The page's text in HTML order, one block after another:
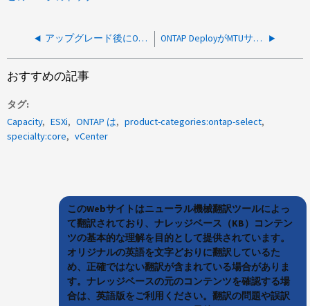
アップグレード後にONTAP Deployが起動しない ONTAP DeployがMTUサイズエラーでクラスタを作成できません
おすすめの記事
タグ
Capacity
ESXi ONTAP は
product-categories:ontap-select
specialty:core
vCenter
このWebサイトはニューラル機械翻訳ツールによっ
て翻訳されており、ナレッジベース（KB）コンテン
ツの基本的な理解を目的として提供されています。
オリジナルの英語を文字どおりに翻訳しているた
め、正確ではない翻訳が含まれている場合がありま
す。ナレッジベースの元のコンテンツを確認する場
合は、英語版をご利用ください。翻訳の問題や誤訳